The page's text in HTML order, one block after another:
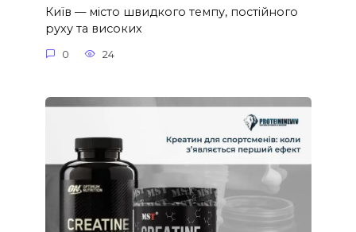
Київ — місто швидкого темпу, постійного
руху та високих
0 24